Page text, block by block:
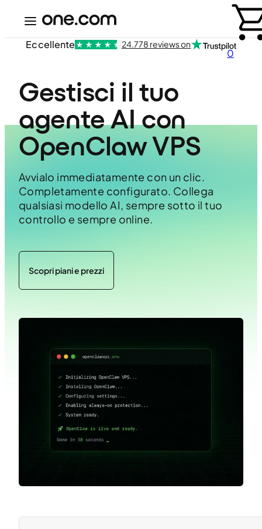
0
Eccellente 24.778 reviews on
Gestisci il tuo
agente AI con
OpenClaw VPS
Avvialo immediatamente con un clic.
Completamente configurato. Collega
qualsiasi modello AI, sempre sotto il tuo
controllo e sempre online.
Scopri piani e prezzi